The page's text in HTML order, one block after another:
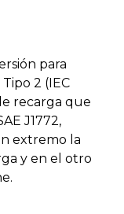
para
2 (IEC
recarga que
J1772,
extremo la
y en el otro